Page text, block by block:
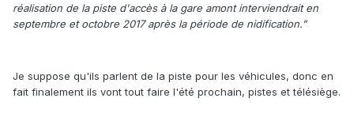
réalisation de la piste d'accès à la gare amont interviendrait en
septembre et octobre 2017 après la période de nidification."
Je suppose qu'ils parlent de la piste pour les véhicules, donc en
fait finalement ils vont tout faire l'été prochain, pistes et télésiège.